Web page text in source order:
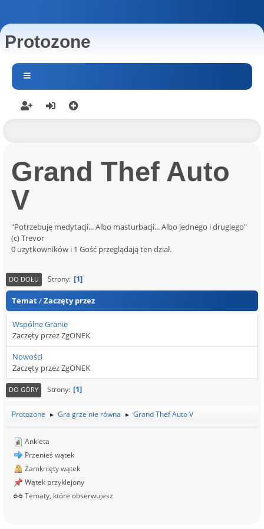
Protozone
Grand Thef Auto
V
"Potrzebuję medytacji... Albo masturbacji... Albo jednego i drugiego"
(c) Trevor
0 użytkowników i 1 Gość przeglądają ten dział.
DO DOŁU Strony 1
Temat/Zaczęty przez
Wspólne Granie
Zaczęty przez ZgONEK
Nowości
Zaczęty przez ZgONEK
DO GÓRY Strony 1
Protozone ► Gra grze nie równa ► Grand Thef Auto V
Ankieta
Przenieś wątek
Zamknięty wątek
Wątek przyklejony
Tematy, które obserwujesz